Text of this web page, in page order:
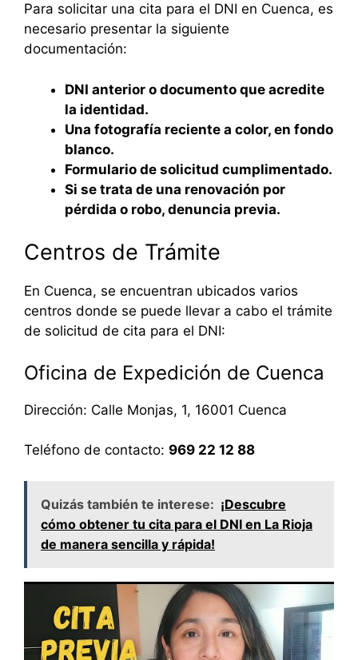
Para solicitar una cita para el DNI en Cuenca, es
necesario presentar la siguiente
documentación:
DNI anterior o documento que acredite
la identidad.
Una fotografía reciente a color, en fondo
blanco.
Formulario de solicitud cumplimentado.
Si se trata de una renovación por
pérdida o robo, denuncia previa.
Centros de Trámite
En Cuenca, se encuentran ubicados varios
centros donde se puede llevar a cabo el trámite
de solicitud de cita para el DNI:
Oficina de Expedición de Cuenca
Dirección: Calle Monjas, 1, 16001 Cuenca
Teléfono de contacto: 969 22 12 88
Quizás también te interese: ¡Descubre
cómo obtener tu cita para el DNI en La Rioja
de manera sencilla y rápida!